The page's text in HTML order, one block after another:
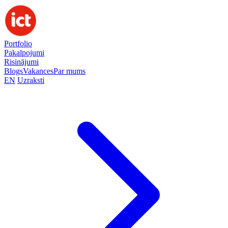
Portfolio
Pakalpojumi
Risinājumi
BlogsVakancesPar mums
EN Uzraksti